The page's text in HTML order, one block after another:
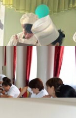
07.08.2026
Абитуриент
ЖОЖДОРГО
БАШТАЛДЫ
27.07.2026
ӨЗҮҢДҮН
20.07.2026
ЖОЖДОРГО